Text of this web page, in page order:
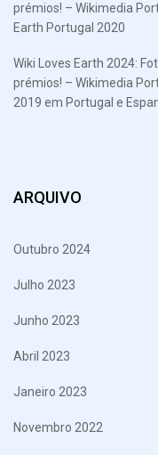
prémios! – Wikimedia
Earth Portugal 2020
Wiki Loves Earth 2024:
prémios! – Wikimedia
2019 em Portugal e
ARQUIVO
Outubro 2024
Julho 2023
Junho 2023
Abril 2023
Janeiro 2023
Novembro 2022